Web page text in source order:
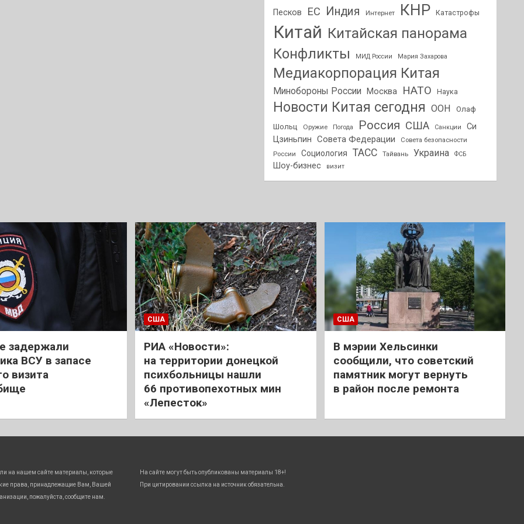
Песков ЕС Индия Интернет КНР Катастрофы
Китай Китайская панорама
Конфликты
МИД России Мария Захарова
Медиакорпорация Китая
Минобороны России Москва НАТО Наука
Новости Китая сегодня ООН
Олаф
Шольц
Оружие Погода Россия США Санкции
Си
Цзиньпин
Совета Федерации
Совета безопасности
России
Социология ТАСС Тайвань Украина ФСБ
Шоу-бизнес визит
задержали
ВСУ в запасе
визита
США
РИА «Новости»:
на территории донецкой
психбольницы нашли
66 противопехотных мин
«Лепесток»
США
В мэрии Хельсинки
сообщили, что советский
памятник могут вернуть
в район после ремонта
на нашем сайте материалы, которые
права, принадлежащие Вам, Вашей
пожалуйста, сообщите нам.
На сайте могут быть опубликованы материалы 18+!
При цитировании ссылка на источник обязательна.